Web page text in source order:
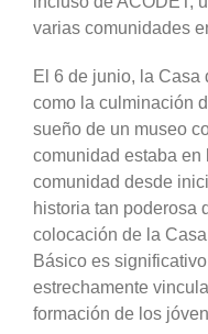
varias comunidades
El 6 de junio, la Casa
como la culminación
sueño de un museo
comunidad estaba en
comunidad desde
historia tan poderosa
colocación de la
Básico es
estrechamente
formación de los